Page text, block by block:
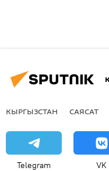
КЫРГЫЗСТАН САЯСАТ
Telegram VK